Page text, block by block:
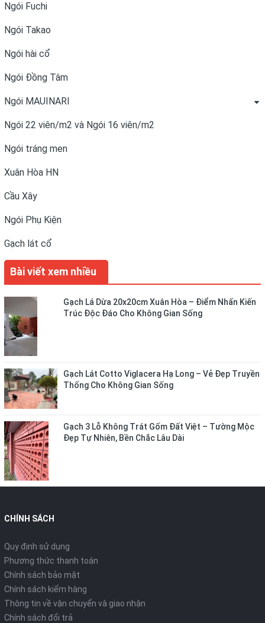
Ngói Fuchi
Ngói Takao
Ngói hài cổ
Ngói Đồng Tâm
Ngói MAUINARI
Ngói 22 viên/m2 và Ngói 16 viên/m2
Ngói tráng men
Xuân Hòa HN
Cầu Xây
Ngói Phụ Kiện
Gạch lát cổ
Bài viết xem nhiều
Gạch Lá Dừa 20x20cm Xuân Hòa – Điểm Nhấn Kiến
Trúc Độc Đáo Cho Không Gian Sống
Gạch Lát Cotto Viglacera Hạ Long – Vẻ Đẹp Truyền
Thống Cho Không Gian Sống
Gạch 3 Lỗ Không Trát Gốm Đất Việt – Tường Mộc
Đẹp Tự Nhiên, Bền Chắc Lâu Dài
CHÍNH SÁCH
Quy định sử dụng
Phương thức thanh toán
Chính sách bảo mật
Chính sách kiểm hàng
Thông tin về vận chuyển và giao nhận
Chính sách đổi trả